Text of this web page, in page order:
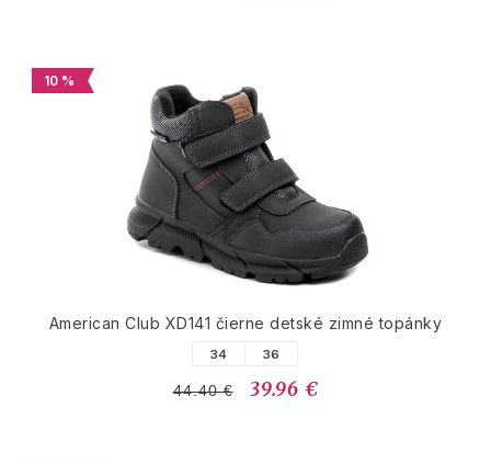
10 %
American Club XD141 čierne detské zimné topánky
34 36
44.40 € 39.96 €